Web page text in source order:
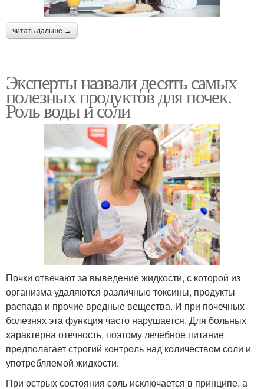
читать дальше →
Эксперты назвали десять самых
полезных продуктов для почек.
Роль воды и соли
Почки отвечают за выведение жидкости, с которой из
организма удаляются различные токсины, продукты
распада и прочие вредные вещества. И при почечных
болезнях эта функция часто нарушается. Для больных
характерна отечность, поэтому лечебное питание
предполагает строгий контроль над количеством соли и
употребляемой жидкости.
При острых состояния соль исключается в принципе, а